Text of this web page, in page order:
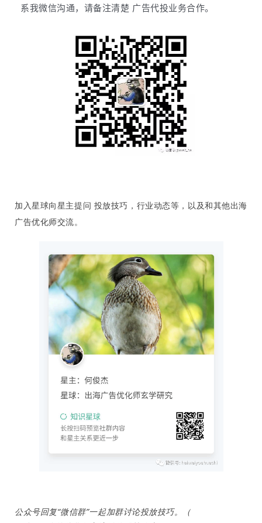
系我微信沟通，请备注清楚 广告代投业务合作。
加入星球向星主提问 投放技巧，行业动态等，以及和其他出海
广告优化师交流。
公众号回复“微信群”一起加群讨论投放技巧。（